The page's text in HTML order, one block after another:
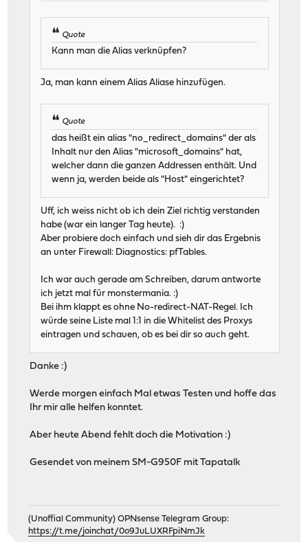
Quote
Kann man die Alias verknüpfen?
Ja, man kann einem Alias Aliase hinzufügen.
Quote
das heißt ein alias "no_redirect_domains" der als
Inhalt nur den Alias "microsoft_domains" hat,
welcher dann die ganzen Addressen enthält. Und
wenn ja, werden beide als "Host" eingerichtet?
Uff, ich weiss nicht ob ich dein Ziel richtig verstanden
habe (war ein langer Tag heute). :)
Aber probiere doch einfach und sieh dir das Ergebnis
an unter Firewall: Diagnostics: pfTables.
Ich war auch gerade am Schreiben, darum antworte
ich jetzt mal für monstermania. :)
Bei ihm klappt es ohne No-redirect-NAT-Regel. Ich
würde seine Liste mal 1:1 in die Whitelist des Proxys
eintragen und schauen, ob es bei dir so auch geht.
Danke :)
Werde morgen einfach Mal etwas Testen und hoffe das
Ihr mir alle helfen konntet.
Aber heute Abend fehlt doch die Motivation :)
Gesendet von meinem SM-G950F mit Tapatalk
(Unoffial Community) OPNsense Telegram Group:
https://t.me/joinchat/0o9JuLUXRFpiNmJk